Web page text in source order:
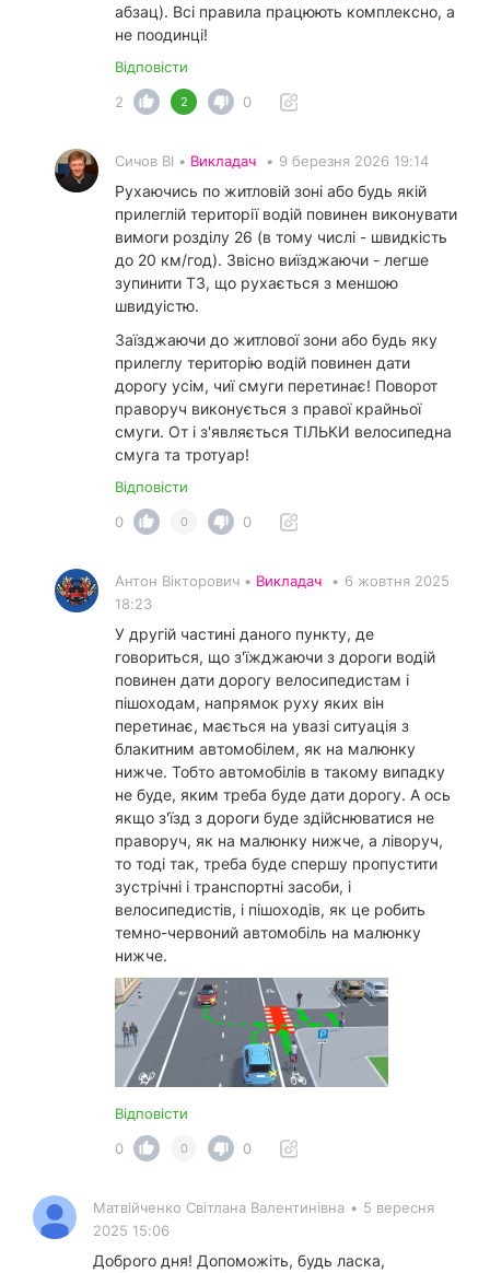
абзац). Всі правила працюють комплексно, а
не поодинці!
Відповісти
2
2 0
Сичов ВІ • Викладач • 9 березня 2026 19:14
Рухаючись по житловій зоні або будь якій
прилеглій території водій повинен виконувати
вимоги розділу 26 (в тому числі - швидкість
до 20 км/год). Звісно виїзджаючи - легше
зупинити ТЗ, що рухається з меншою
швидуістю.
Заїзджаючи до житлової зони або будь яку
прилеглу територію водій повинен дати
дорогу усім, чиї смуги перетинає! Поворот
праворуч виконується з правої крайньої
смуги. От і з'являється ТІЛЬКИ велосипедна
смуга та тротуар!
Відповісти
0
0 0
Антон Вікторович • Викладач • 6 жовтня 2025
18:23
У другій частині даного пункту, де
говориться, що з'їжджаючи з дороги водій
повинен дати дорогу велосипедистам і
пішоходам, напрямок руху яких він
перетинає, мається на увазі ситуація з
блакитним автомобілем, як на малюнку
нижче. Тобто автомобілів в такому випадку
не буде, яким треба буде дати дорогу. А ось
якщо з'їзд з дороги буде здійснюватися не
праворуч, як на малюнку нижче, а ліворуч,
то тоді так, треба буде спершу пропустити
зустрічні і транспортні засоби, і
велосипедистів, і пішоходів, як це робить
темно-червоний автомобіль на малюнку
нижче.
Відповісти
0
0 0
Матвійченко Світлана Валентинівна • 5 вересня
2025 15:06
Доброго дня! Допоможіть, будь ласка,